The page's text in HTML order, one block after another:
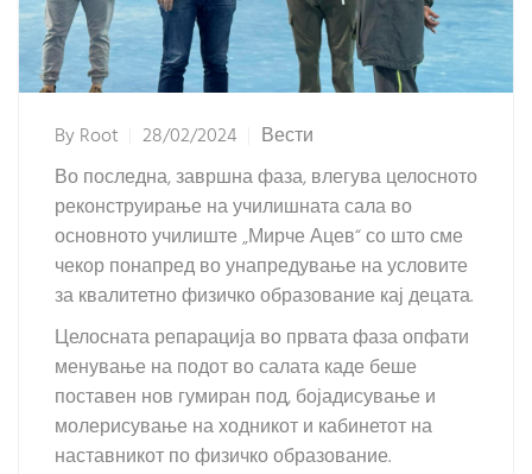
ByRoot 28/02/2024
Вести
Во последна, завршна фаза, влегува целосното
реконструирање на училишната сала во
основното училиште „Мирче Ацев“ со што сме
чекор понапред во унапредување на условите
за квалитетно физичко образование кај децата.
Целосната репарација во првата фаза опфати
менување на подот во салата каде беше
поставен нов гумиран под, бојадисување и
молерисување на ходникот и кабинетот на
наставникот по физичко образование.